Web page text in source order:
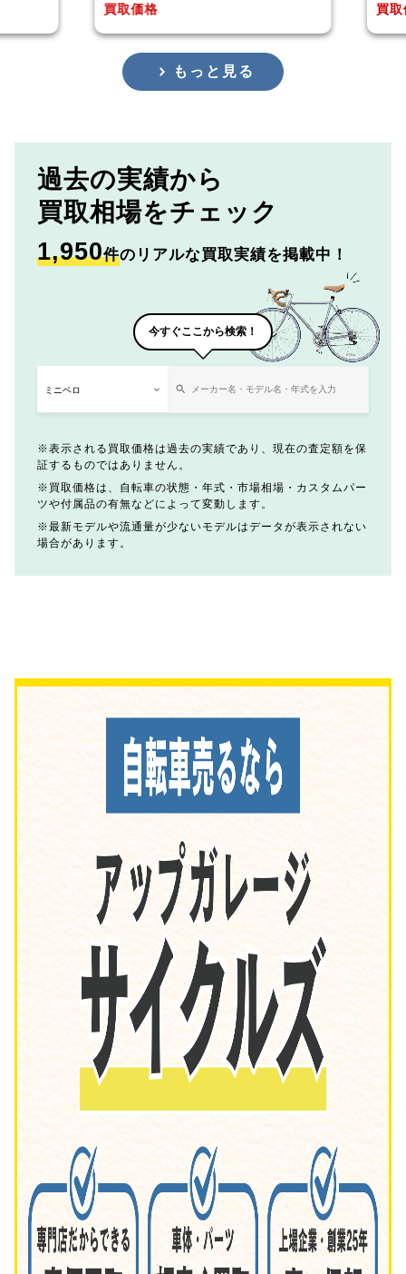
買取価格
もっと見る
過去の実績から
買取相場をチェック
1,950件のリアルな買取実績を掲載中！
今すぐここから検索！
表示される買取価格は過去の実績であり、現在の査定額を保
証するものではありません。
買取価格は、自転車の状態・年式・市場相場・カスタムパー
ツや付属品の有無などによって変動します。
最新モデルや流通量が少ないモデルはデータが表示されない
場合があります。